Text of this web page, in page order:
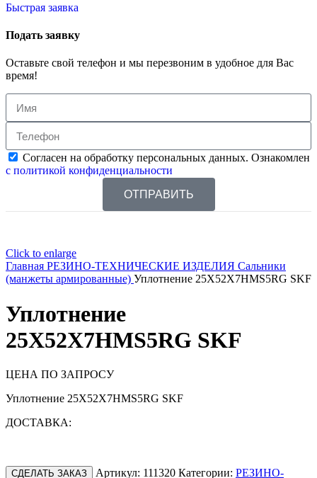
Быстрая заявка
Подать заявку
Оставьте свой телефон и мы перезвоним в удобное для Вас
время!
Согласен на обработку персональных данных. Ознакомлен
с политикой конфиденциальности
ОТПРАВИТЬ
Click to enlarge
Главная РЕЗИНО-ТЕХНИЧЕСКИЕ ИЗДЕЛИЯ Сальники
(манжеты армированные) Уплотнение 25X52X7HMS5RG SKF
Уплотнение
25X52X7HMS5RG SKF
ЦЕНА ПО ЗАПРОСУ
Уплотнение 25X52X7HMS5RG SKF
ДОСТАВКА:
СДЕЛАТЬ ЗАКАЗ Артикул: 111320 Категории: РЕЗИНО-